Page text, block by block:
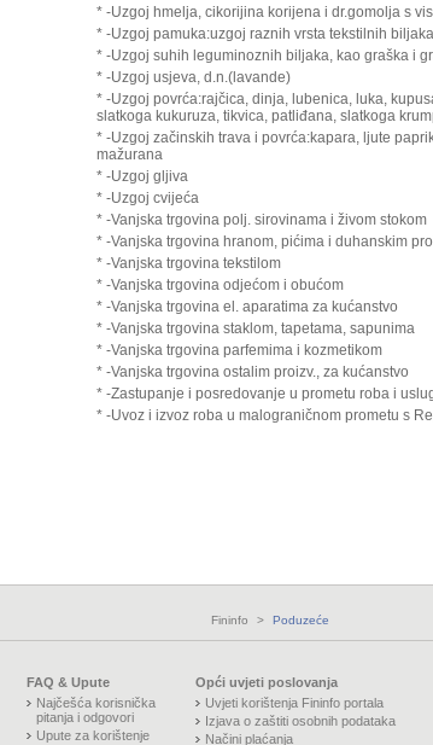
* -Uzgoj hmelja, cikorijina korijena i dr.gomolja s
* -Uzgoj pamuka:uzgoj raznih vrsta tekstilnih
* -Uzgoj suhih leguminoznih biljaka, kao graška i
* -Uzgoj usjeva, d.n.(lavande)
* -Uzgoj povrća:rajčica, dinja, lubenica, luka,
slatkoga kukuruza, tikvica, patliđana, slatkoga
* -Uzgoj začinskih trava i povrća:kapara, ljute
mažurana
* -Uzgoj gljiva
* -Uzgoj cvijeća
* -Vanjska trgovina polj. sirovinama i živom stokom
* -Vanjska trgovina hranom, pićima i duhanskim
* -Vanjska trgovina tekstilom
* -Vanjska trgovina odjećom i obućom
* -Vanjska trgovina el. aparatima za kućanstvo
* -Vanjska trgovina staklom, tapetama, sapunima
* -Vanjska trgovina parfemima i kozmetikom
* -Vanjska trgovina ostalim proizv., za kućanstvo
* -Zastupanje i posredovanje u prometu roba i
* -Uvoz i izvoz roba u malograničnom prometu s
Fininfo > Poduzeće
FAQ & Upute
Najčešća korisnička
pitanja i odgovori
Upute za korištenje
Opći uvjeti poslovanja
Uvjeti korištenja Fininfo portala
Izjava o zaštiti osobnih podataka
Načini plaćanja